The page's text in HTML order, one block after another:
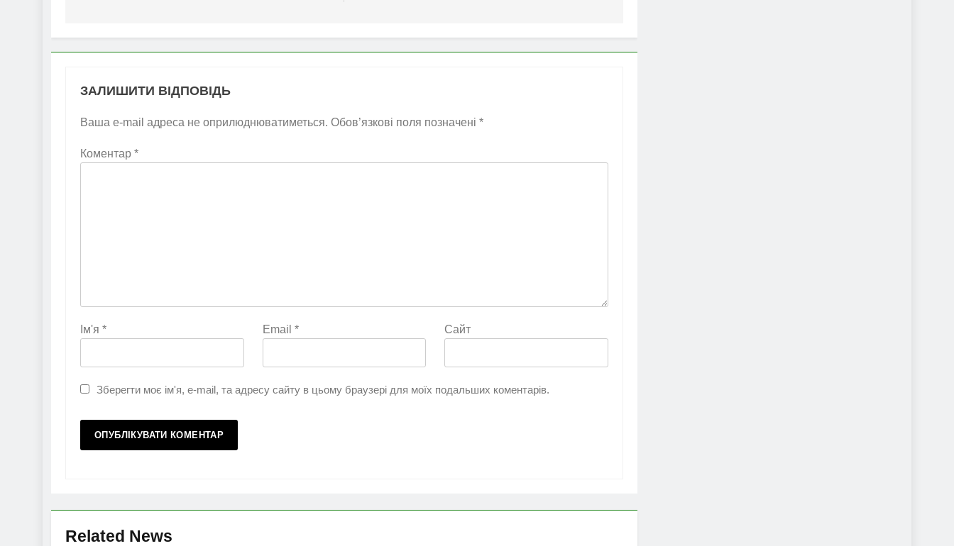
ЗАЛИШИТИ ВІДПОВІДЬ
Ваша e-mail адреса не оприлюднюватиметься. Обов’язкові поля позначені *
Коментар *
Ім'я * Email * Сайт
Зберегти моє ім'я, e-mail, та адресу сайту в цьому браузері для моїх подальших коментарів.
Related News